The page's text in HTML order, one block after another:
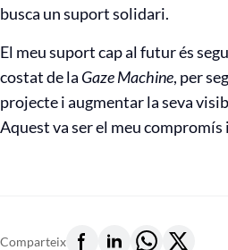
busca un suport solidari.
El meu suport cap al futur és
costat de la Gaze Machine, per
projecte i augmentar la seva
Aquest va ser el meu
Comparteix